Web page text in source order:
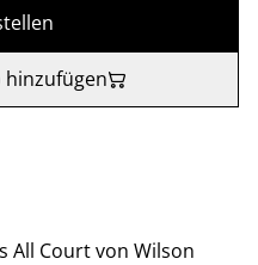
All Court von Wilson